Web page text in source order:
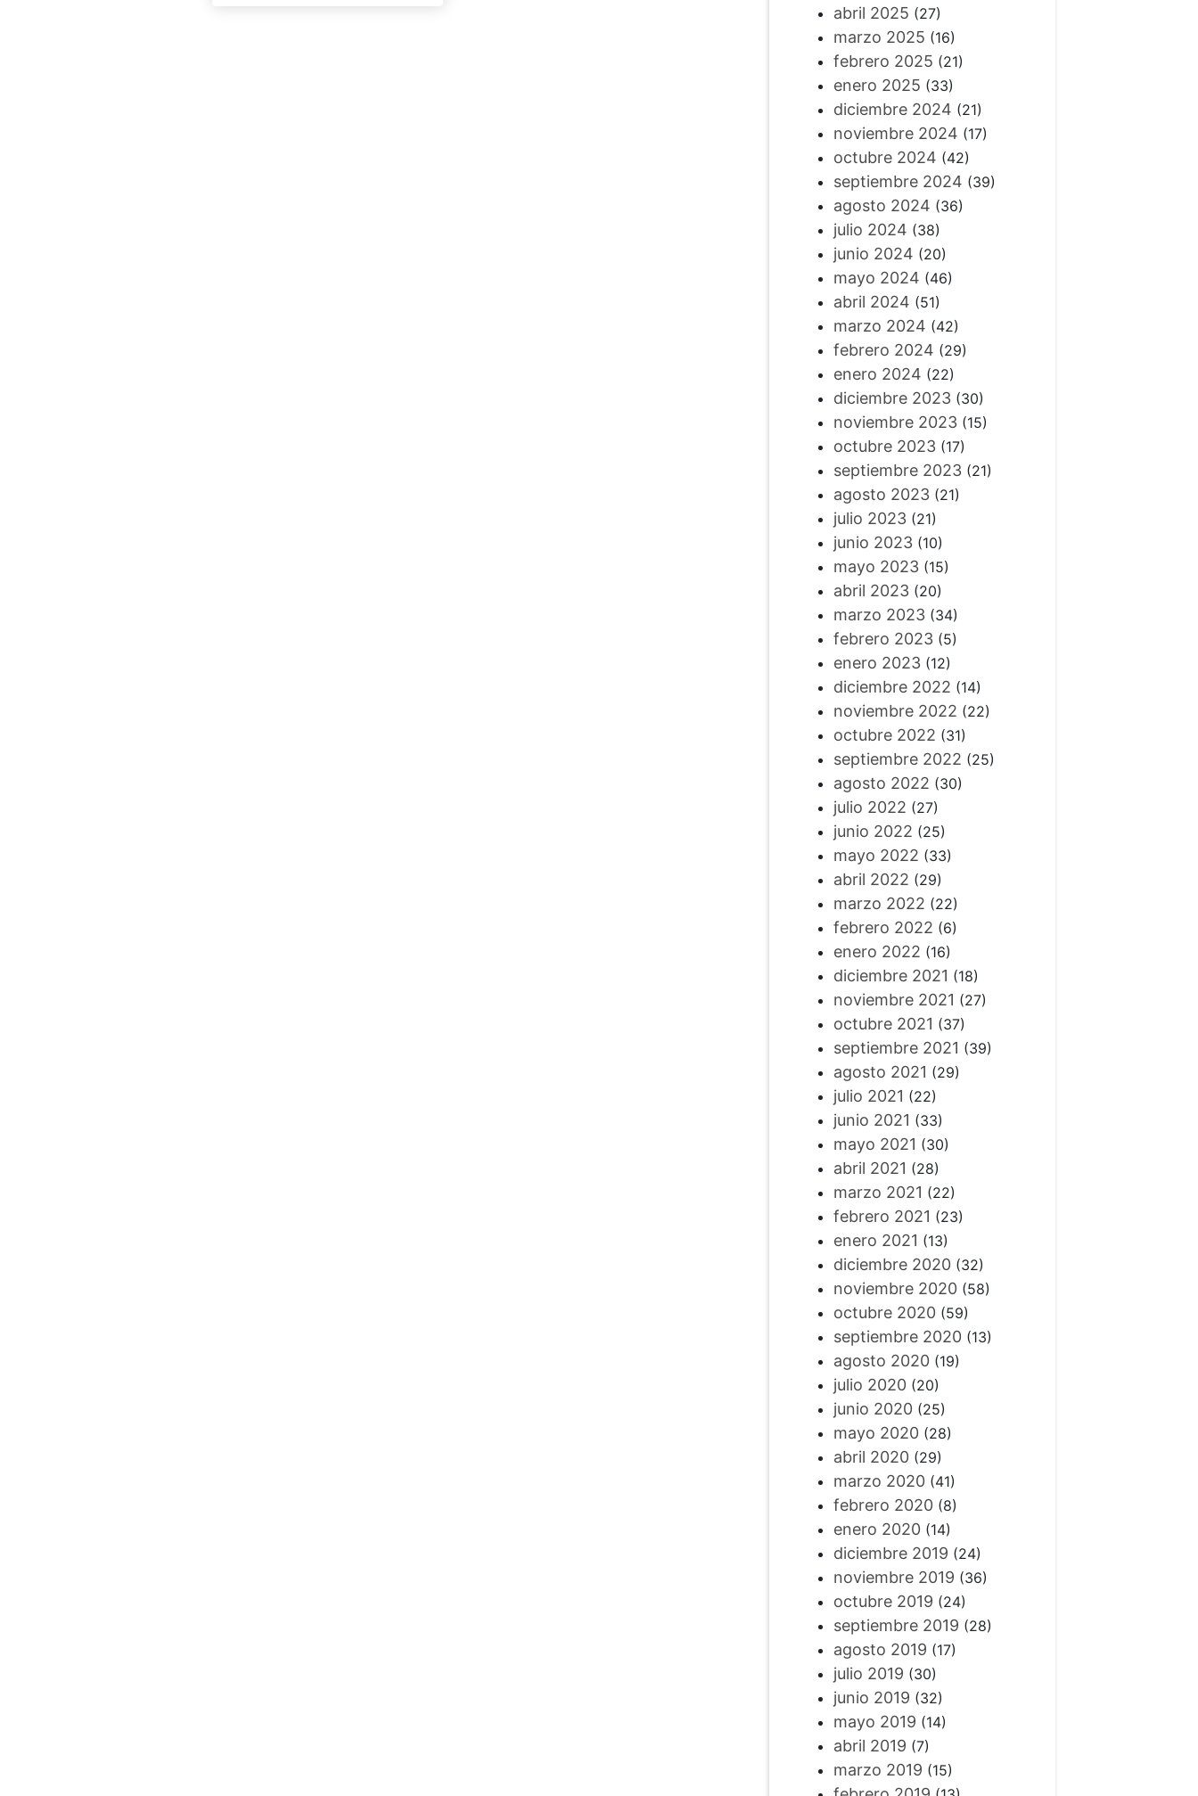
abril 2025 (27)
marzo 2025 (16)
febrero 2025 (21)
enero 2025 (33)
diciembre 2024 (21)
noviembre 2024 (17)
octubre 2024 (42)
septiembre 2024 (39)
agosto 2024 (36)
julio 2024 (38)
junio 2024 (20)
mayo 2024 (46)
abril 2024 (51)
marzo 2024 (42)
febrero 2024 (29)
enero 2024 (22)
diciembre 2023(30)
noviembre 2023(15)
octubre 2023(17)
septiembre 2023(21)
agosto 2023(21)
julio 2023(21)
junio 2023(10)
mayo 2023(15)
abril 2023(20)
marzo 2023(34)
febrero 2023(5)
enero 2023(12)
diciembre 2022 (14)
noviembre 2022 (22)
octubre 2022 (31)
septiembre 2022 (25)
agosto 2022 (30)
julio 2022 (27)
junio 2022 (25)
mayo 2022 (33)
abril 2022 (29)
marzo 2022 (22)
febrero 2022 (6)
enero 2022 (16)
diciembre 2021 (18)
noviembre 2021 (27)
octubre 2021 (37)
septiembre 2021 (39)
agosto 2021 (29)
julio 2021 (22)
junio 2021 (33)
mayo 2021 (30)
abril 2021 (28)
marzo 2021 (22)
febrero 2021 (23)
enero 2021 (13)
diciembre 2020(32)
noviembre 2020(58)
octubre 2020(59)
septiembre 2020(13)
agosto 2020(19)
julio 2020(20)
junio 2020(25)
mayo 2020(28)
abril 2020(29)
marzo 2020(41)
febrero 2020(8)
enero 2020(14)
diciembre 2019 (24)
noviembre 2019 (36)
octubre 2019 (24)
septiembre 2019 (28)
agosto 2019 (17)
julio 2019 (30)
junio 2019 (32)
mayo 2019 (14)
abril 2019 (7)
marzo 2019 (15)